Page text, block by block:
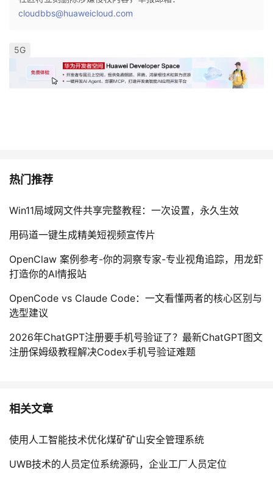
cloudbbs@huaweicloud.com
5G
热门推荐
Win11局域网文件共享完整教程：一次设置，永久生效
用码道一键生成精美短视频宣传片
OpenClaw 案例参考-你的洞察专家-专业视角追踪，用龙虾
打造你的AI情报站
OpenCode vs Claude Code：一文看懂两者的核心区别与
选型建议
2026年ChatGPT注册要手机号验证了？最新ChatGPT图文
注册保姆级教程解决Codex手机号验证难题
相关文章
使用人工智能技术优化煤矿矿山安全管理系统
UWB技术的人员定位系统源码，企业工厂人员定位